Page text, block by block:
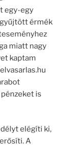
egy-egy
érmék
miatt nagy
kaptam
is
elégíti ki,
A